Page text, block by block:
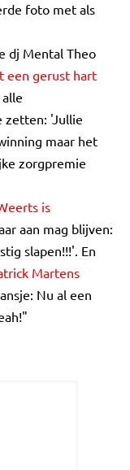
foto met als
dj Mental Theo
een gerust hart
zetten: 'Jullie
maar het
zorgpremie
is
aan mag blijven:
slapen!!!'. En
Martens
Nu al een